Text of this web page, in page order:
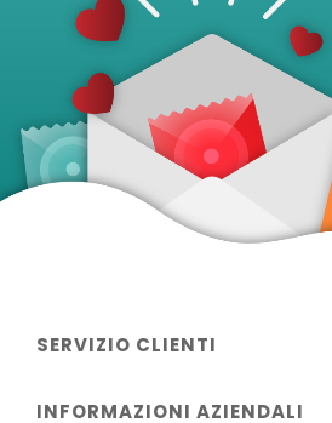
SERVIZIO CLIENTI
INFORMAZIONI AZIENDALI